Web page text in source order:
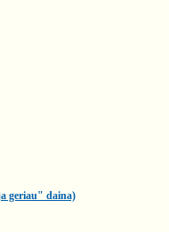
geriau" daina)